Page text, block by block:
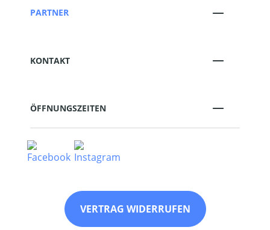
PARTNER
KONTAKT
ÖFFNUNGSZEITEN
VERTRAG WIDERRUFEN